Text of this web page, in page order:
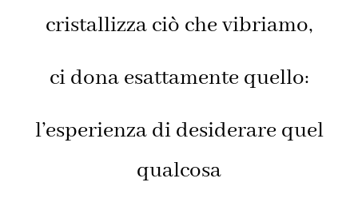
cristallizza ciò che vibriamo,
ci dona esattamente quello:
l’esperienza di desiderare quel
qualcosa